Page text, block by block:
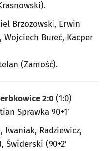
Brzozowski, Erwin
Wojciech Bureć, Kacper
(Zamość).
2:0 (1:0)
Sprawka 90+1′
Iwaniak, Radziewicz,
Świderski (90+2′